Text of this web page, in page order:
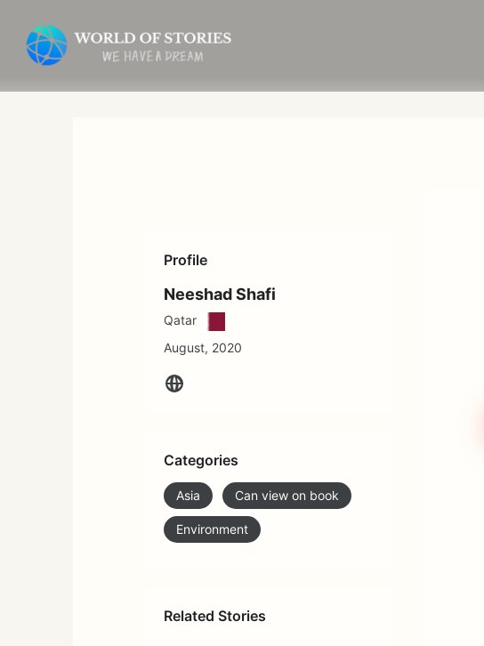
Profile
Neeshad Shafi
Qatar
August, 2020
Categories
Asia Can view on book
Environment
Related Stories